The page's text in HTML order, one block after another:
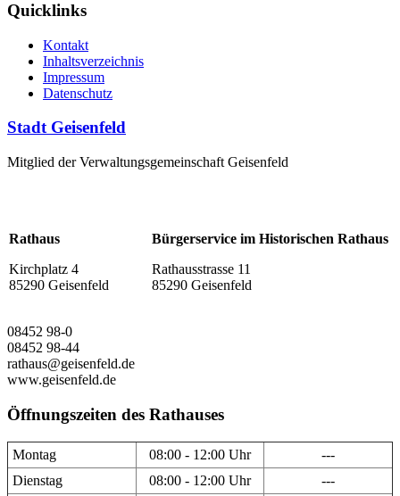
Quicklinks
Kontakt
Inhaltsverzeichnis
Impressum
Datenschutz
Stadt Geisenfeld
Mitglied der Verwaltungsgemeinschaft Geisenfeld
Rathaus
Kirchplatz 4
85290 Geisenfeld
Bürgerservice im Historischen Rathaus
Rathausstrasse 11
85290 Geisenfeld
08452 98-0
08452 98-44
rathaus@geisenfeld.de
www.geisenfeld.de
Öffnungszeiten des Rathauses
Montag 08:00 - 12:00 Uhr
---
Dienstag
08:00 - 12:00 Uhr ---